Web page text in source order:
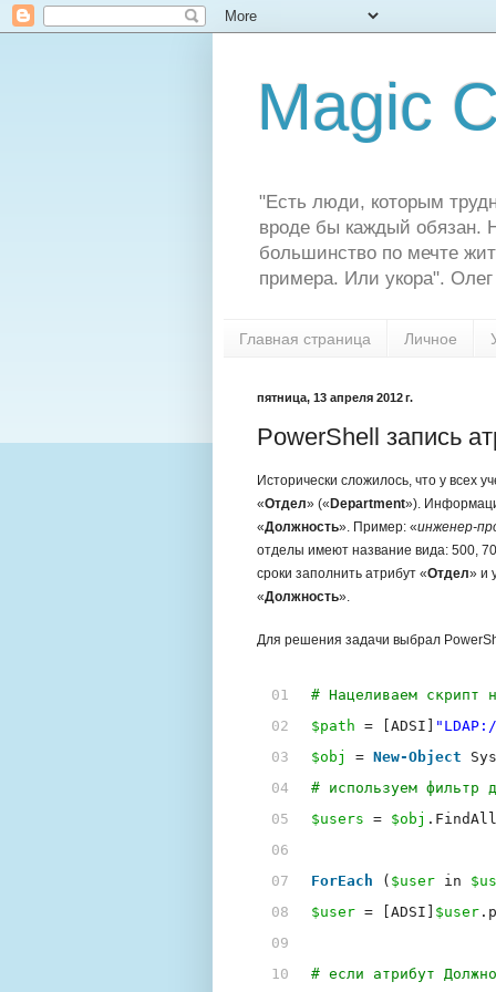
Magic
"Есть люди, которым
вроде бы каждый обязан.
большинство по мечте
примера. Или укора". Олег
Главная страница Личное
пятница, 13 апреля 2012 г.
PowerShell запись
Исторически сложилось, что у всех
«Отдел» («Department»).
«Должность». Пример: «инженер-
отделы имеют название вида: 500,
сроки заполнить атрибут «Отдел» и
«Должность».
Для решения задачи выбрал
01
02
03
04
05
06
07
08
09
10
# Нацеливаем скрипт
$path
= [ADSI] "
$obj
= New-Object
# используем фильтр
$users
= $obj
ForEach ( $user in
$user = [ADSI] $user
# если атрибут